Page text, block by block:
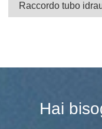
Raccordo tubo
Hai